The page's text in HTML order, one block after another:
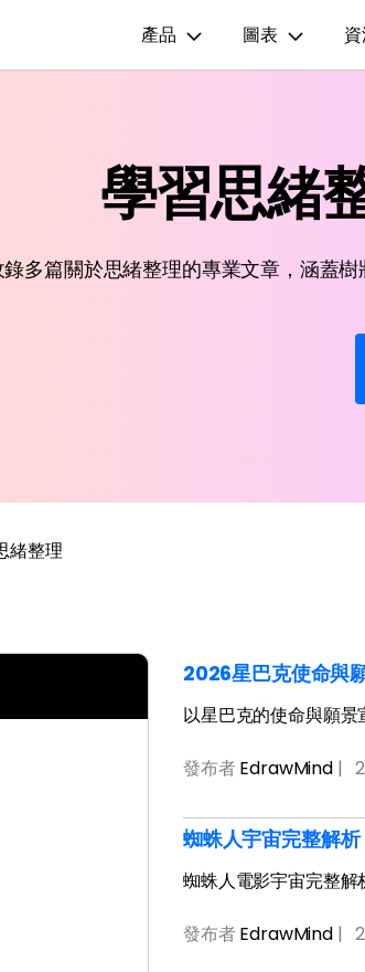
精選產品
EdrawMax
輕鬆繪製圖表。
行銷
PDFelement
產品
EdrawMax
多合一圖表軟體
圖表
UML
ER圖
電路圖
社區
畫廊
各種
各種
各種
各
支援中
免費下載
學習思緒
多篇關於思緒整理的專業文章，涵蓋
緒整理
2026星巴克使命與
以星巴克的使命與願景
發布者EdrawMind |
蜘蛛人宇宙完整解
蜘蛛人電影宇宙完整解
發布者EdrawMind |